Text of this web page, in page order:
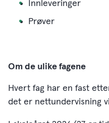
Innleveringer
Prøver
Om de ulike fagene
Hvert fag har en fast
det er nettundervisning